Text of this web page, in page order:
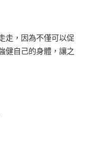
走，因為不僅可以促
健自己的身體，讓之